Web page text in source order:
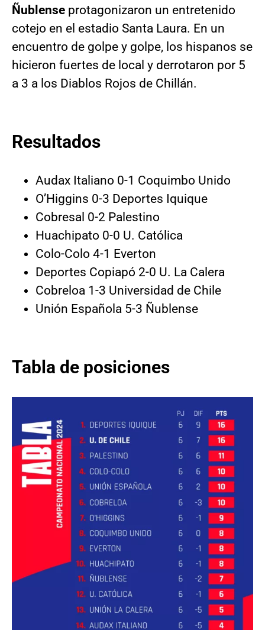
Ñublense protagonizaron un entretenido
cotejo en el estadio Santa Laura. En un
encuentro de golpe y golpe, los hispanos se
hicieron fuertes de local y derrotaron por 5
a 3 a los Diablos Rojos de Chillán.
Resultados
Audax Italiano 0-1 Coquimbo Unido
O’Higgins 0-3 Deportes Iquique
Cobresal 0-2 Palestino
Huachipato 0-0 U. Católica
Colo-Colo 4-1 Everton
Deportes Copiapó 2-0 U. La Calera
Cobreloa 1-3 Universidad de Chile
Unión Española 5-3 Ñublense
Tabla de posiciones